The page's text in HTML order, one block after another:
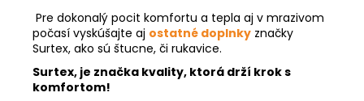
Pre dokonalý pocit komfortu a tepla aj v mrazivom
počasí vyskúšajte aj ostatné doplnky značky
Surtex, ako sú štucne, či rukavice.
Surtex, je značka kvality, ktorá drží krok s
komfortom!